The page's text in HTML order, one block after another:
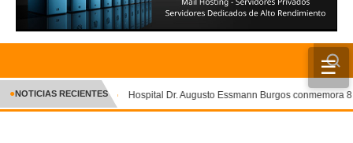
☰
INICIO
CRÓNICA
●NOTICIAS RECIENTES Hospital Dr. Augusto Essmann Burgos conmemora